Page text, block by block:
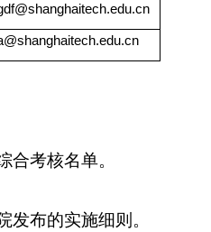
考核名单。
布的实施细则。